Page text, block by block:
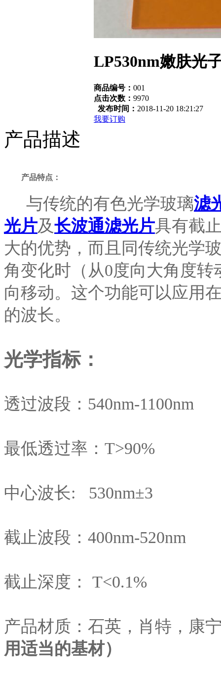
LP530nm嫩肤光
商品编号： 001
点击次数： 9970
发布时间： 2018-11-20 18:21:27
我要订购
产品描述
产品特点：
与传统的有色光学玻璃滤
光片及长波通滤光片具有截
大的优势，而且同传统光学
角变化时（从0度向大角度
向移动。这个功能可以应用
的波长。
光学指标：
透过波段：540nm-
最低透过率：T>90%
中心波长: 530nm±3
截止波段：400nm-520nm
截止深度： T<0.1%
产品材质：石英，肖特，康
用适当的基材）